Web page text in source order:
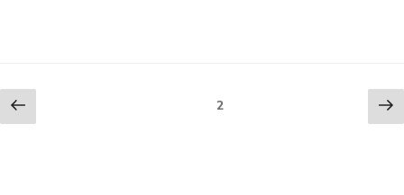
Paginación
de
Previous
page
Page2